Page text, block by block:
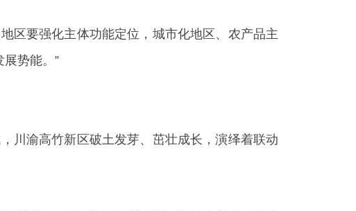
区要强化主体功能定位，城市化地区、农产品主
势能。”
川渝高竹新区破土发芽、茁壮成长，演绎着联动